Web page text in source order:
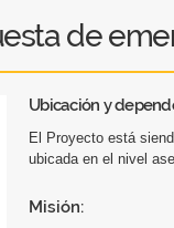
de
Ubicación y
El Proyecto está
ubicada en el nivel
Misión: